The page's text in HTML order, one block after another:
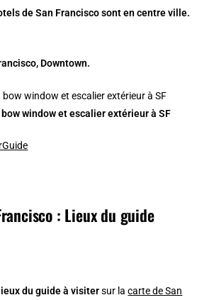
de San Francisco sont en centre ville.
Downtown.
window et escalier extérieur à SF
: Lieux du guide
du guide à visitersur lacarte de San